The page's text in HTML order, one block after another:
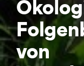
von